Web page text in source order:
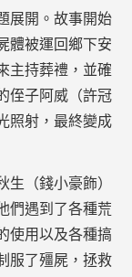
展開。故事開始
體被運回鄉下安
主持葬禮，並確
侄子阿威（許冠
照射，最終變成
（錢小豪飾）
們遇到了各種荒
使用以及各種搞
服了殭屍，拯救